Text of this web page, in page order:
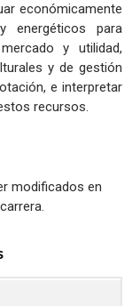
económicamente
energéticos para
y utilidad,
y de gestión
e interpretar
recursos.
modificados en